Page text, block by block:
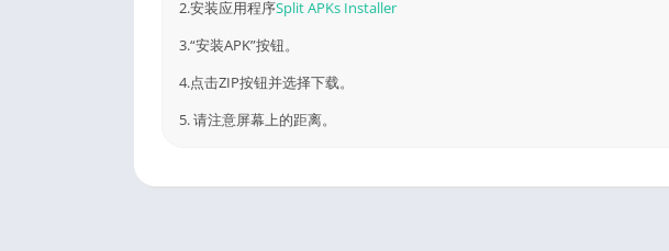
2.安装应用程序Split APKs Installer
3.“安装APK”按钮。
4.点击ZIP按钮并选择下载。
5. 请注意屏幕上的距离。